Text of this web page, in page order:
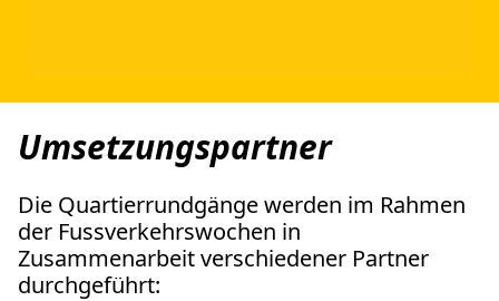
Umsetzungspartner
Die Quartierrundgänge werden im Rahmen
der Fussverkehrswochen in
Zusammenarbeit verschiedener Partner
durchgeführt: